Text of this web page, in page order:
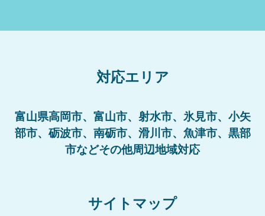
対応エリア
富山県高岡市、富山市、射水市、氷見市、小矢
部市、砺波市、南砺市、滑川市、魚津市、黒部
市などその他周辺地域対応
サイトマップ